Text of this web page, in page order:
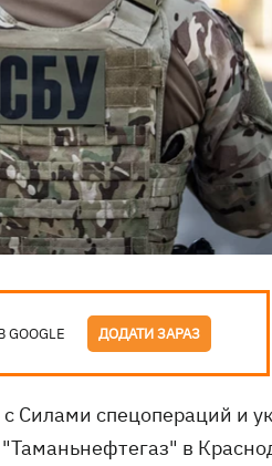
ДОДАТИ ЗАРАЗ
Силами спецопераций и
в